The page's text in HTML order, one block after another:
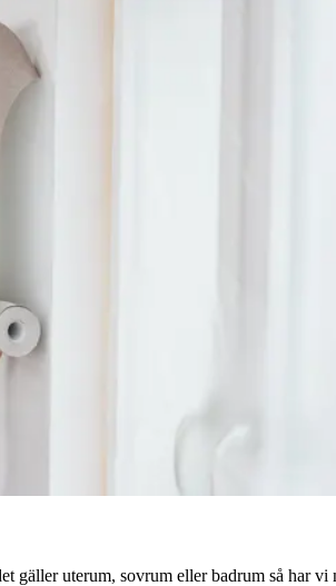
gäller uterum, sovrum eller badrum så har